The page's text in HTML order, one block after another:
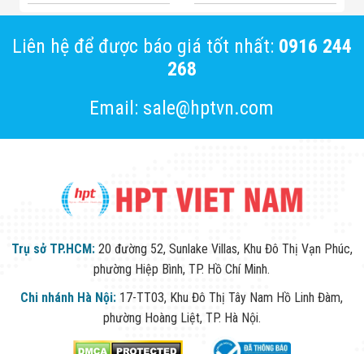
Liên hệ để được báo giá tốt nhất: 0916 244
268
Email: sale@hptvn.com
Trụ sở TP.HCM: 20 đường 52, Sunlake Villas, Khu Đô Thị Vạn Phúc,
phường Hiệp Bình, TP. Hồ Chí Minh.
Chi nhánh Hà Nội: 17-TT03, Khu Đô Thị Tây Nam Hồ Linh Đàm,
phường Hoàng Liệt, TP. Hà Nội.